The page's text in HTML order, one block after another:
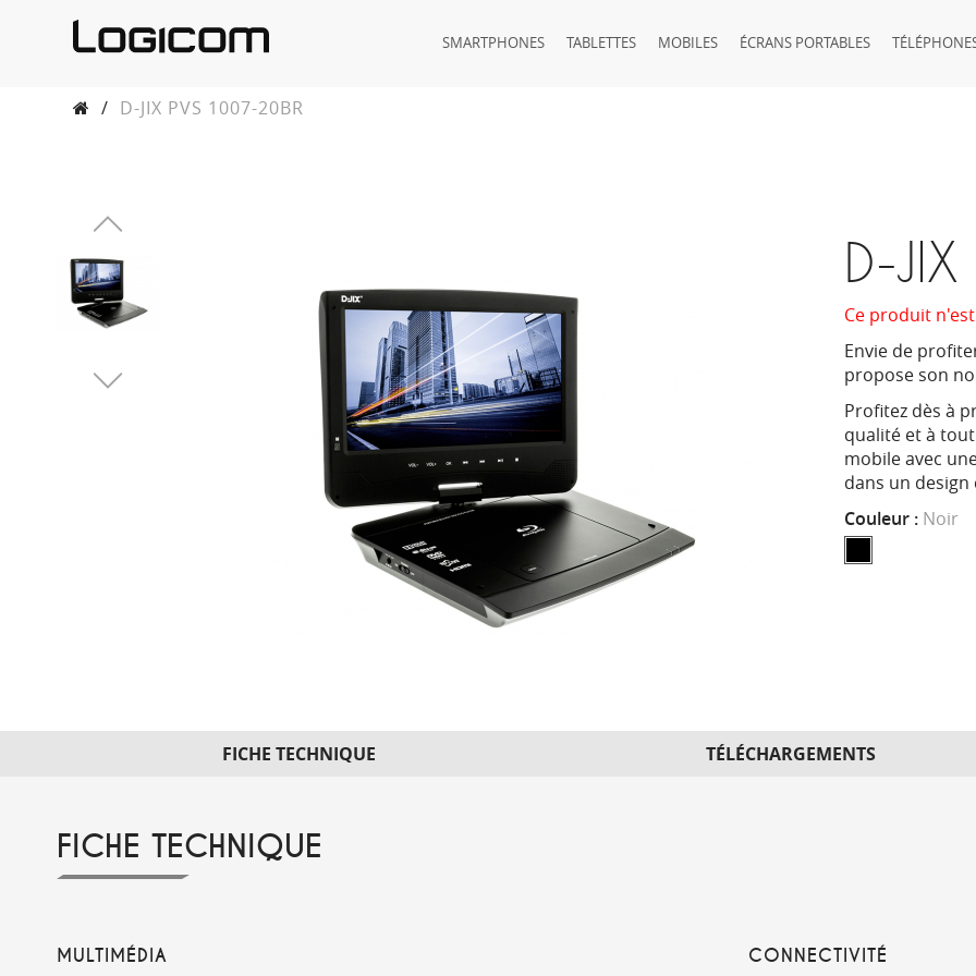
SMARTPHONES TABLETTES MOBILES ÉCRANS PORTABLES
/ D-JIX PVS 1007-20BR
D-
Ce produit
Envie de
propose son
Profitez dès à
qualité et à tout
mobile avec
dans un
Couleur : Noir
FICHE TECHNIQUE TÉLÉCHARGEMENTS
FICHE TECHNIQUE
MULTIMÉDIA CONNECTIVITÉ